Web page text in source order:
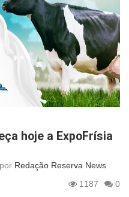
hoje a ExpoFrísia
por Redação Reserva News
1187
0